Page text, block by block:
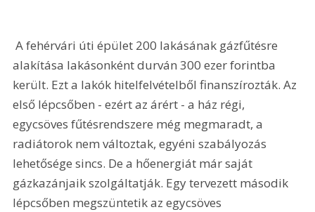
A fehérvári úti épület 200 lakásának gázfűtésre
alakítása lakásonként durván 300 ezer forintba
került. Ezt a lakók hitelfelvételből finanszírozták. Az
első lépcsőben - ezért az árért - a ház régi,
egycsöves fűtésrendszere még megmaradt, a
radiátorok nem változtak, egyéni szabályozás
lehetősége sincs. De a hőenergiát már saját
gázkazánjaik szolgáltatják. Egy tervezett második
lépcsőben megszüntetik az egycsöves